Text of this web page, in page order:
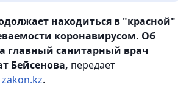
находиться в "красной"
коронавирусом. Об
главный санитарный врач
Бейсенова, передает
zakon.kz.